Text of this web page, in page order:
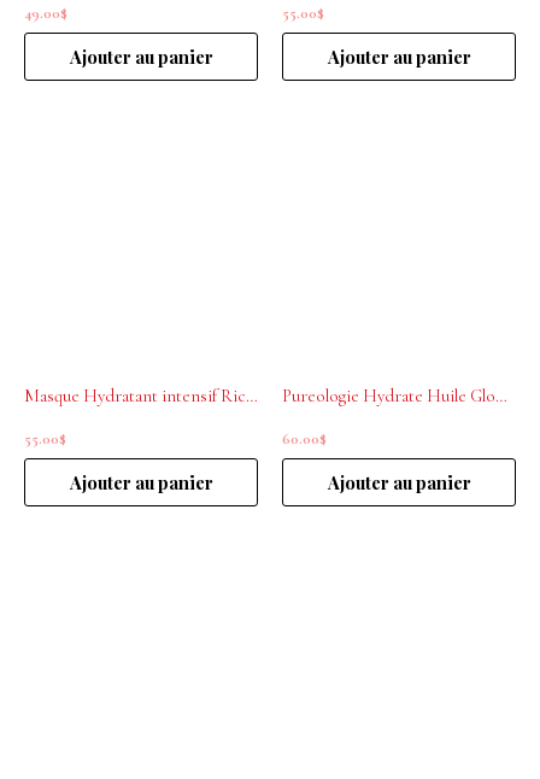
49.00$
Ajouter au panier
55.00$
Ajouter au panier
Masque Hydratant intensif Riche Curl Expression 250ml L’ORÉAL PROFESSIONNEL
55.00$
Ajouter au panier
Pureologie Hydrate Huile Glow Catcher 50 ml
60.00$
Ajouter au panier